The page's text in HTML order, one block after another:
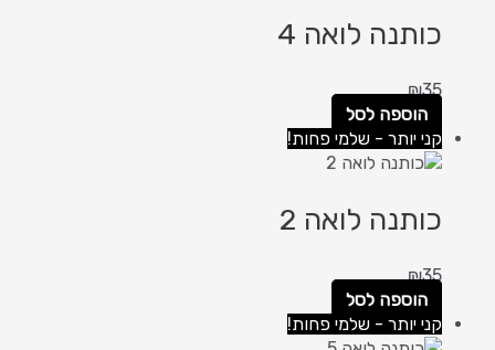
כותנה לואה 4
₪35
הוספה לסל
קני יותר - שלמי פחות!
כותנה לואה 2
₪35
הוספה לסל
קני יותר - שלמי פחות!